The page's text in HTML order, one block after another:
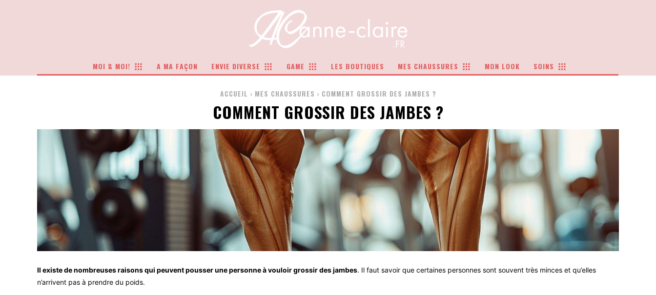
MOI & MOI! A MA FAÇON ENVIE DIVERSE GAME LES BOUTIQUES MES CHAUSSURES MON LOOK SOINS
ACCUEIL MES CHAUSSURES COMMENT GROSSIR DES JAMBES ?
COMMENT GROSSIR DES JAMBES ?
Il existe de nombreuses raisons qui peuvent pousser une personne à vouloir grossir des jambes. Il faut savoir que certaines personnes sont souvent très minces et qu’elles
n’arrivent pas à prendre du poids.